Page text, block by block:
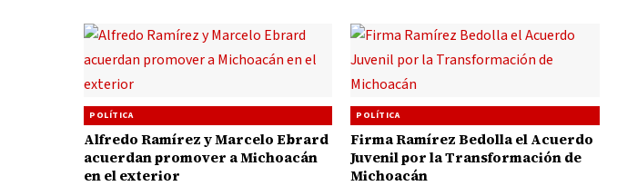
POLÍTICA
Alfredo Ramírez y Marcelo Ebrard
acuerdan promover a Michoacán
en el exterior
POLÍTICA
Firma Ramírez Bedolla el Acuerdo
Juvenil por la Transformación de
Michoacán